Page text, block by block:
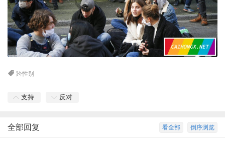
跨性别
支持 反对
倒序浏览
看全部
全部回复